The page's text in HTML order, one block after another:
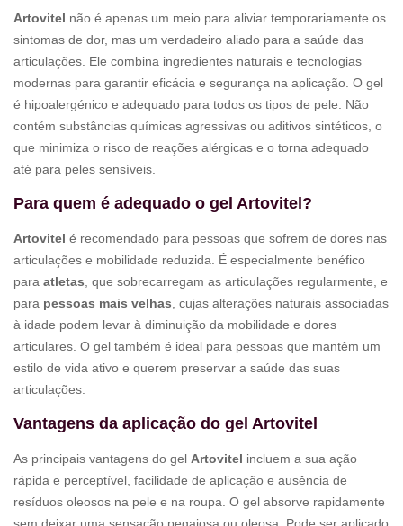
Artovitel não é apenas um meio para aliviar temporariamente os
sintomas de dor, mas um verdadeiro aliado para a saúde das
articulações. Ele combina ingredientes naturais e tecnologias
modernas para garantir eficácia e segurança na aplicação. O gel
é hipoalergénico e adequado para todos os tipos de pele. Não
contém substâncias químicas agressivas ou aditivos sintéticos, o
que minimiza o risco de reações alérgicas e o torna adequado
até para peles sensíveis.
Para quem é adequado o gel Artovitel?
Artovitel é recomendado para pessoas que sofrem de dores nas
articulações e mobilidade reduzida. É especialmente benéfico
para atletas , que sobrecarregam as articulações regularmente, e
para pessoas mais velhas , cujas alterações naturais associadas
à idade podem levar à diminuição da mobilidade e dores
articulares. O gel também é ideal para pessoas que mantêm um
estilo de vida ativo e querem preservar a saúde das suas
articulações.
Vantagens da aplicação do gel Artovitel
As principais vantagens do gel Artovitel incluem a sua ação
rápida e perceptível, facilidade de aplicação e ausência de
resíduos oleosos na pele e na roupa. O gel absorve rapidamente